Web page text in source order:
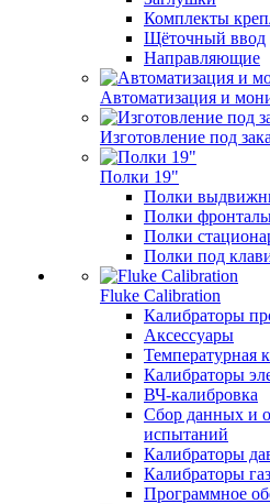
Комплекты
Щёточный ввод
Направляющие
Автоматизация и
Изготовление под
Полки 19"
Полки
Полки
Полки
Полки под
Fluke Calibration
Калибраторы
Аксессуары
Температурная
Калибраторы
ВЧ-калибровка
Сбор данных и
испытаний
Калибраторы
Калибраторы
Программное